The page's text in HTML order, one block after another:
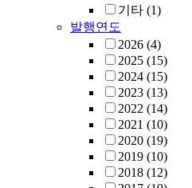
기타 (1)
발행연도
2026 (4)
2025 (15)
2024 (15)
2023 (13)
2022 (14)
2021 (10)
2020 (19)
2019 (10)
2018 (12)